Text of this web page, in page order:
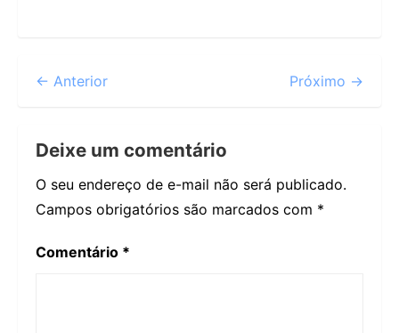
← Anterior Próximo →
Deixe um comentário
O seu endereço de e-mail não será publicado.
Campos obrigatórios são marcados com *
Comentário *